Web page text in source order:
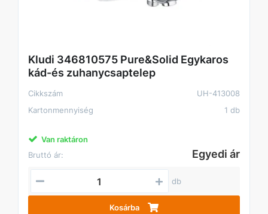
Kludi 346810575 Pure&Solid Egykaros
kád-és zuhanycsaptelep
Cikkszám
UH-413008
Kartonmennyiség
1 db
Van raktáron
Bruttó ár:
Egyedi ár
db
Kosárba